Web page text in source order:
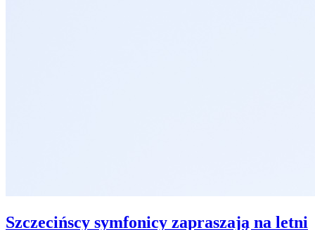
Szczecińscy symfonicy zapraszają na letni